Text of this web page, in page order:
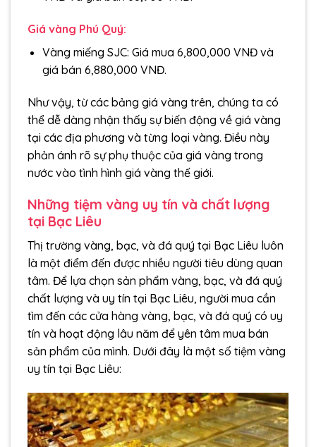
Giá vàng Phú Quý:
Vàng miếng SJC: Giá mua 6,800,000 VNĐ và
giá bán 6,880,000 VNĐ.
Như vậy, từ các bảng giá vàng trên, chúng ta có
thể dễ dàng nhận thấy sự biến động về giá vàng
tại các địa phương và từng loại vàng. Điều này
phản ánh rõ sự phụ thuộc của giá vàng trong
nước vào tình hình giá vàng thế giới.
Những tiệm vàng uy tín và chất lượng
tại Bạc Liêu
Thị trường vàng, bạc, và đá quý tại Bạc Liêu luôn
là một điểm đến được nhiều người tiêu dùng quan
tâm. Để lựa chọn sản phẩm vàng, bạc, và đá quý
chất lượng và uy tín tại Bạc Liêu, người mua cần
tìm đến các cửa hàng vàng, bạc, và đá quý có uy
tín và hoạt động lâu năm để yên tâm mua bán
sản phẩm của mình. Dưới đây là một số tiệm vàng
uy tín tại Bạc Liêu: